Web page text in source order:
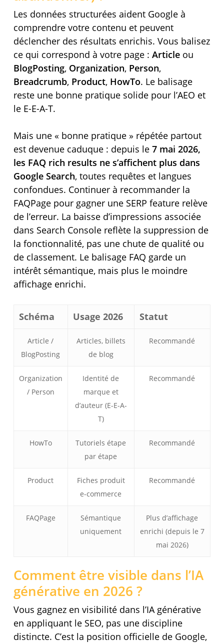
Les données structurées aident Google à
comprendre votre contenu et peuvent
déclencher des résultats enrichis. Vous balisez
ce qui correspond à votre page : Articleou
BlogPosting, Organization, Person,
Breadcrumb, Product, HowTo. Le balisage
reste une bonne pratique solide pour l’AEO et
le E-E-A-T.
Mais une « bonne pratique » répétée partout
est devenue caduque : depuis le 7 mai 2026,
les FAQ rich results ne s’affichent plus dans
Google Search, toutes requêtes et langues
confondues. Continuer à recommander la
FAQPage pour gagner une SERP feature relève
de l’erreur. La baisse d’impressions associée
dans Search Console reflète la suppression de
la fonctionnalité, pas une chute de qualité ou
de classement. Le balisage FAQ garde un
intérêt sémantique, mais plus le moindre
affichage enrichi.
Schéma Usage 2026 Statut
Article /
BlogPosting
Articles, billets
de blog
Recommandé
Organization
/ Person
Identité de
marque et
d’auteur (E-E-A-
T)
Recommandé
HowTo
Tutoriels étape
par étape
Recommandé
Product
Fiches produit
e-commerce
Recommandé
FAQPage
Sémantique
uniquement
Plus d’affichage
enrichi (depuis le 7
mai 2026)
Comment être visible dans l’IA
générative en 2026 ?
Vous gagnez en visibilité dans l’IA générative
en appliquant le SEO, pas une discipline
distincte. C’est la position officielle de Google,